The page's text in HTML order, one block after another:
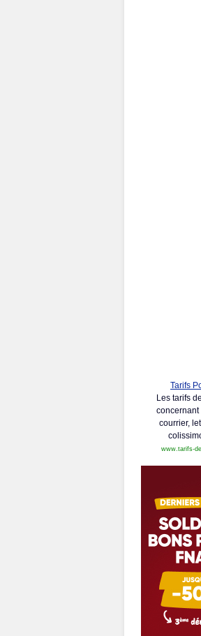
Tarifs
Les tarifs
concernant
courrier,
www.tarifs-